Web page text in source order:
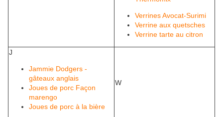
Verrines Avocat-Surimi
Verrine aux quetsches
Verrine tarte au citron
J
Jammie Dodgers -
gâteaux anglais
Joues de porc Façon
marengo
Joues de porc à la bière
W